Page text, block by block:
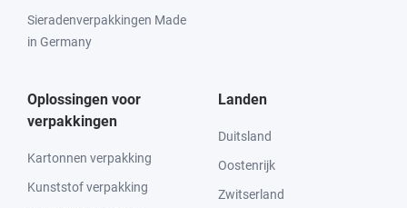
Sieradenverpakkingen Made
in Germany
Oplossingen voor
verpakkingen
Kartonnen verpakking
Kunststof verpakking
Landen
Duitsland
Oostenrijk
Zwitserland